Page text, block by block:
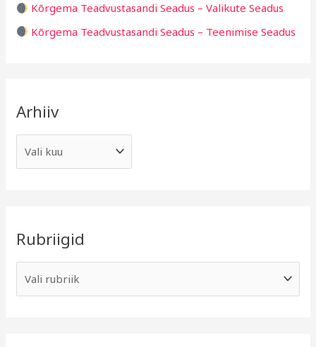
Kõrgema Teadvustasandi Seadus – Valikute Seadus
Kõrgema Teadvustasandi Seadus – Teenimise Seadus
Arhiiv
Rubriigid